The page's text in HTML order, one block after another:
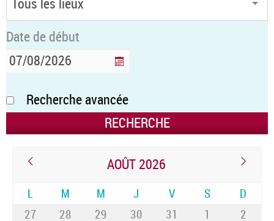
Date de début
Recherche avancée
AOÛT 2026
L M M J V S
D
27
28 29 30 31 1
2